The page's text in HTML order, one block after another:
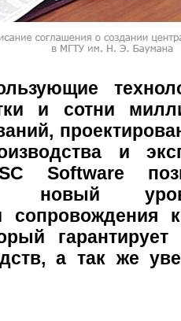
и сотни
и
Software
новый
сопровождения
а так же